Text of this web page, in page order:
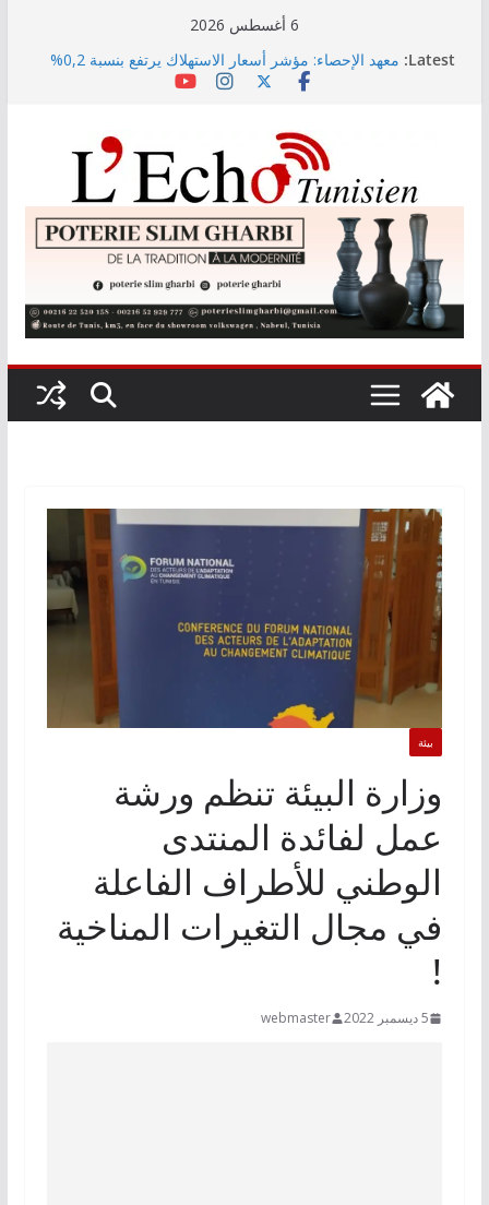
6 أغسطس 2026
Latest:
معهد الإحصاء: مؤشر أسعار الاستهلاك يرتفع بنسبة 0,2%
خلال شهر جويلية 2026
اليوم: قرعة الدور التمهيدي لرابطة الأبطال وكأس
الكونفدرالية
وزارة التربية تنشر نتائج حركة نقل تقريب الأزواج لمدرّسي
التعليم الابتدائي لسنة 2026
رئيس الجمهورية يُشــدد على أن حقّ الدّولة في استرجاع
أموال الشّعب التونسي لن يسقط بالتّقادم
بيئة
وزارة البيئة تنظم ورشة
عمل لفائدة المنتدى
الوطني للأطراف الفاعلة
في مجال التغيرات المناخية
!
5 ديسمبر 2022 webmaster